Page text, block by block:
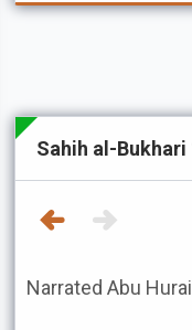
Sahih al-Bukhari
Narrated Abu